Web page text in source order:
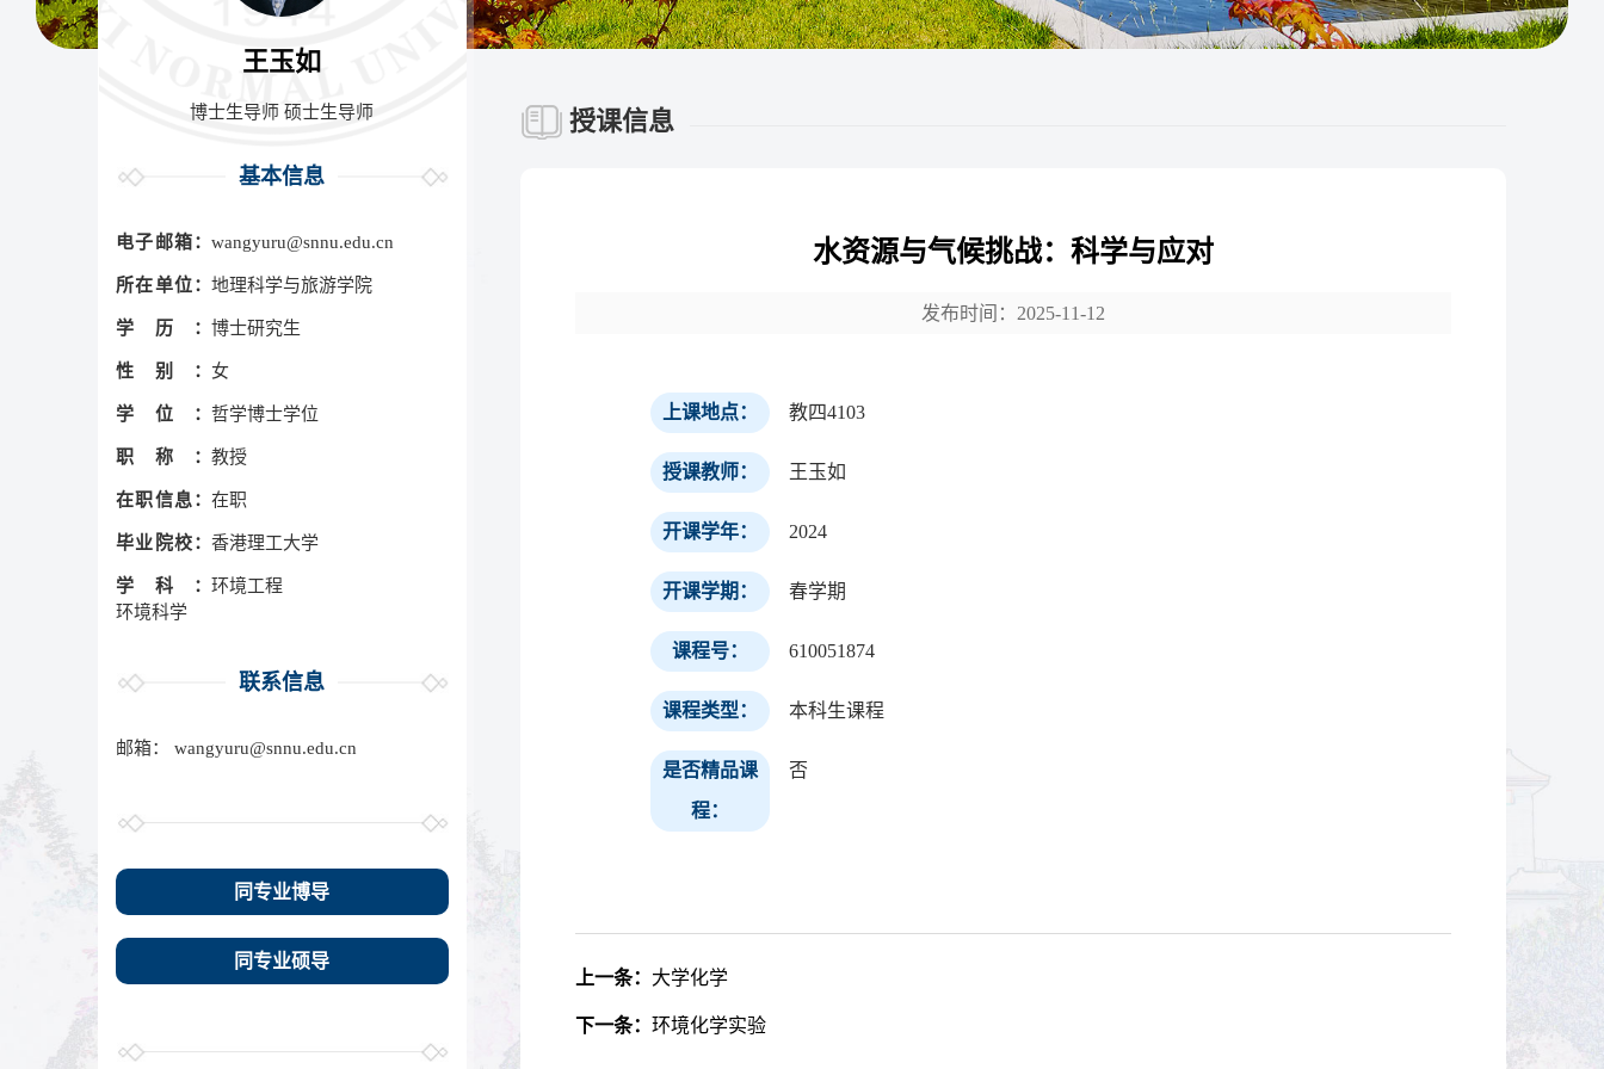
王玉如
博士生导师 硕士生导师
基本信息
电子邮箱： wangyuru@snnu.edu.cn
所在单位： 地理科学与旅游学院
学历： 博士研究生
性别： 女
学位： 哲学博士学位
职称： 教授
在职信息： 在职
毕业院校： 香港理工大学
学科： 环境工程
环境科学
联系信息
邮箱： wangyuru@snnu.edu.cn
同专业博导
同专业硕导
授课信息
水资源与气候挑战：科学与应对
发布时间：2025-11-12
上课地点： 教四4103
授课教师： 王玉如
开课学年： 2024
开课学期： 春学期
课程号： 610051874
课程类型： 本科生课程
是否精品课
程：
否
上一条： 大学化学
下一条： 环境化学实验